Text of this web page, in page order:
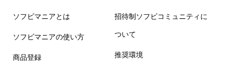
ソフビマニアとは
ソフビマニアの使い方
商品登録
招待制ソフビコミュニティに
ついて
推奨環境